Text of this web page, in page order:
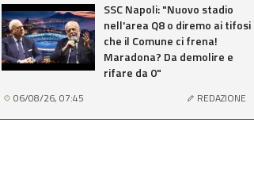
SSC Napoli: "Nuovo stadio
nell'area Q8 o diremo ai tifosi
che il Comune ci frena!
Maradona? Da demolire e
rifare da 0"
06/08/26, 07:45 REDAZIONE